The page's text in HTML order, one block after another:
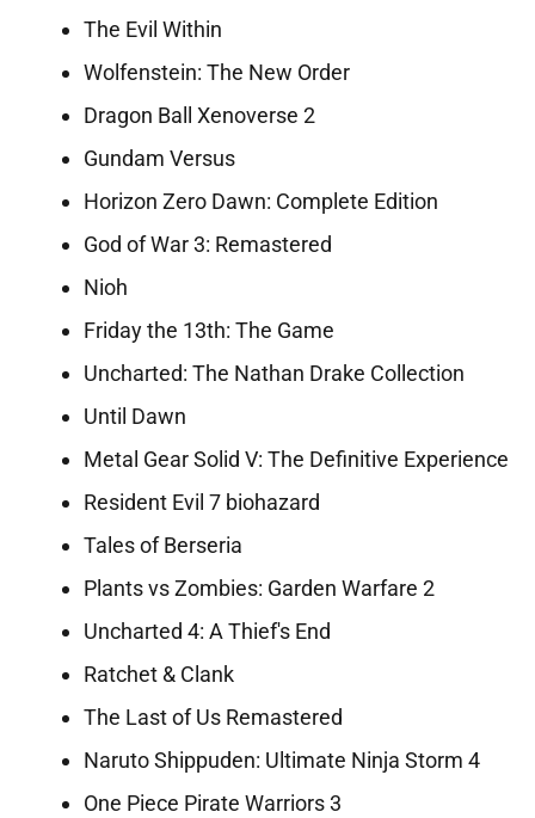
The Evil Within
Wolfenstein: The New Order
Dragon Ball Xenoverse 2
Gundam Versus
Horizon Zero Dawn: Complete Edition
God of War 3: Remastered
Nioh
Friday the 13th: The Game
Uncharted: The Nathan Drake Collection
Until Dawn
Metal Gear Solid V: The Definitive Experience
Resident Evil 7 biohazard
Tales of Berseria
Plants vs Zombies: Garden Warfare 2
Uncharted 4: A Thief's End
Ratchet & Clank
The Last of Us Remastered
Naruto Shippuden: Ultimate Ninja Storm 4
One Piece Pirate Warriors 3